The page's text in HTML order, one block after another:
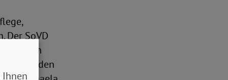
Der SoVD
„Wenn
für den